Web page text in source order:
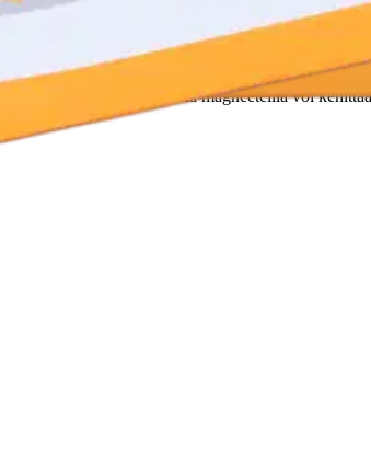
tehtävissä yhdistetään riimipareja,
tai yhdessä! Kestävillä magneeteilla voi